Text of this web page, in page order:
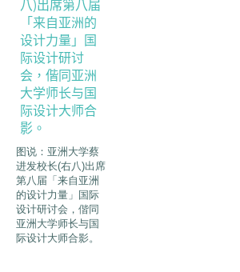
图说：亚洲大学蔡
进发校长(右八)出席
第八届「来自亚洲
的设计力量」国际
设计研讨会，偕同
亚洲大学师长与国
际设计大师合影。